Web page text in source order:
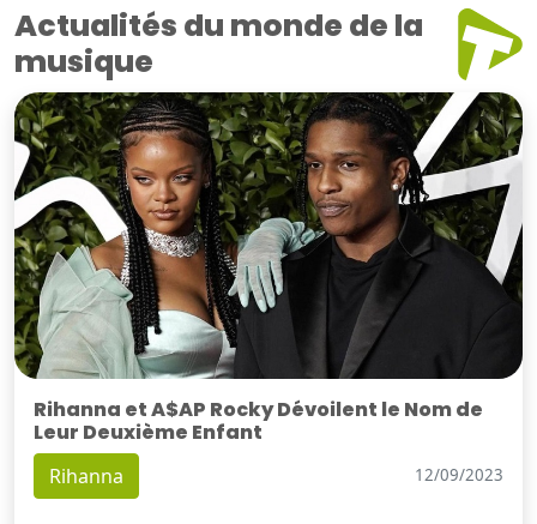
Actualités du monde de la
musique
Rihanna et A$AP Rocky Dévoilent le Nom de
Leur Deuxième Enfant
Rihanna 12/09/2023